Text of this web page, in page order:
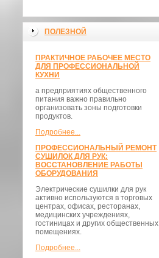
ПОЛЕЗНОЙ
ПРАКТИЧНОЕ РАБОЧЕЕ МЕСТО
ДЛЯ ПРОФЕССИОНАЛЬНОЙ
КУХНИ
а предприятиях общественного
питания важно правильно
организовать зоны подготовки
продуктов.
Подробнее...
ПРОФЕССИОНАЛЬНЫЙ РЕМОНТ
СУШИЛОК ДЛЯ РУК:
ВОССТАНОВЛЕНИЕ РАБОТЫ
ОБОРУДОВАНИЯ
Электрические сушилки для рук
активно используются в торговых
центрах, офисах, ресторанах,
медицинских учреждениях,
гостиницах и других общественных
помещениях.
Подробнее...